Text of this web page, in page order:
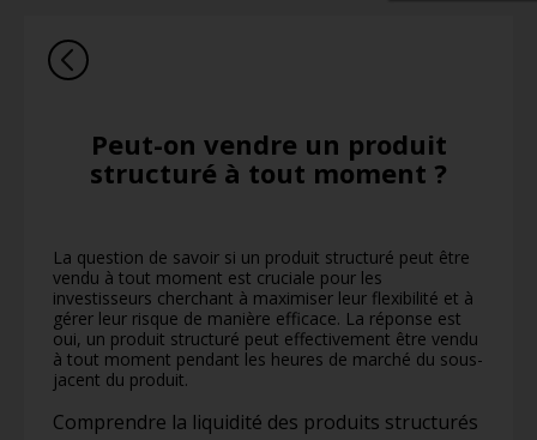
Peut-on vendre un produit
structuré à tout moment ?
La question de savoir si un produit structuré peut être
vendu à tout moment est cruciale pour les
investisseurs cherchant à maximiser leur flexibilité et à
gérer leur risque de manière efficace. La réponse est
oui, un produit structuré peut effectivement être vendu
à tout moment pendant les heures de marché du sous-
jacent du produit.
Comprendre la liquidité des produits structurés